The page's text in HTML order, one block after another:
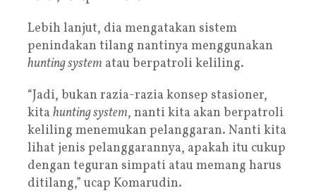
Lebih lanjut, dia mengatakan sistem
penindakan tilang nantinya menggunakan
hunting system atau berpatroli keliling.
“Jadi, bukan razia-razia konsep stasioner,
kita hunting system, nanti kita akan berpatroli
keliling menemukan pelanggaran. Nanti kita
lihat jenis pelanggarannya, apakah itu cukup
dengan teguran simpati atau memang harus
ditilang,” ucap Komarudin.